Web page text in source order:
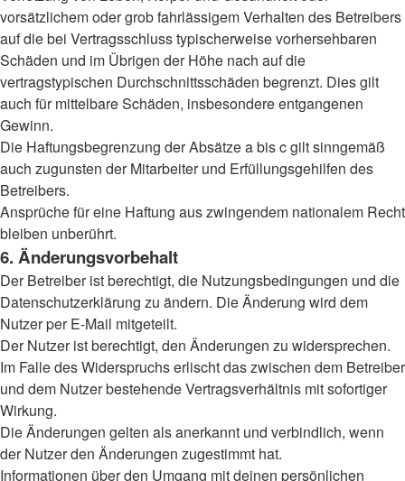
vorsätzlichem oder grob fahrlässigem Verhalten des Betreibers
auf die bei Vertragsschluss typischerweise vorhersehbaren
Schäden und im Übrigen der Höhe nach auf die
vertragstypischen Durchschnittsschäden begrenzt. Dies gilt
auch für mittelbare Schäden, insbesondere entgangenen
Gewinn.
Die Haftungsbegrenzung der Absätze a bis c gilt sinngemäß
auch zugunsten der Mitarbeiter und Erfüllungsgehilfen des
Betreibers.
Ansprüche für eine Haftung aus zwingendem nationalem Recht
bleiben unberührt.
6. Änderungsvorbehalt
Der Betreiber ist berechtigt, die Nutzungsbedingungen und die
Datenschutzerklärung zu ändern. Die Änderung wird dem
Nutzer per E-Mail mitgeteilt.
Der Nutzer ist berechtigt, den Änderungen zu widersprechen.
Im Falle des Widerspruchs erlischt das zwischen dem Betreiber
und dem Nutzer bestehende Vertragsverhältnis mit sofortiger
Wirkung.
Die Änderungen gelten als anerkannt und verbindlich, wenn
der Nutzer den Änderungen zugestimmt hat.
Informationen über den Umgang mit deinen persönlichen